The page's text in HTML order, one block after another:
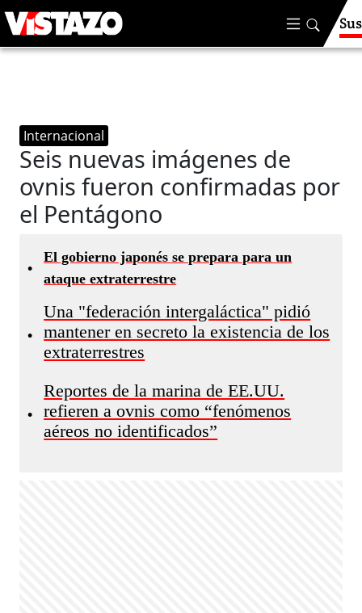
Internacional
Seis nuevas imágenes de
ovnis fueron confirmadas por
el Pentágono
•
El gobierno japonés se prepara para un
ataque extraterrestre
•
Una "federación intergaláctica" pidió
mantener en secreto la existencia de los
extraterrestres
•
Reportes de la marina de EE.UU.
refieren a ovnis como “fenómenos
aéreos no identificados”